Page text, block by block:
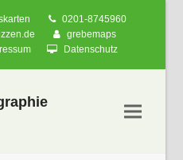
0201-8745960
grebemaps
Datenschutz